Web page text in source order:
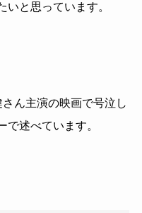
と思っています。
ん主演の映画で号泣し
で述べています。